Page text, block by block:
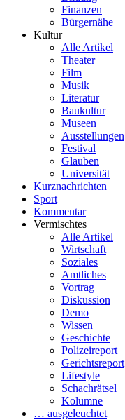
Finanzen
Bürgernähe
Kultur
Alle Artikel
Theater
Film
Musik
Literatur
Baukultur
Museen
Ausstellungen
Festival
Glauben
Universität
Kurznachrichten
Sport
Kommentar
Vermischtes
Alle Artikel
Wirtschaft
Soziales
Amtliches
Vortrag
Diskussion
Demo
Wissen
Geschichte
Polizeireport
Gerichtsreport
Lifestyle
Schachrätsel
Kolumne
… ausgeleuchtet